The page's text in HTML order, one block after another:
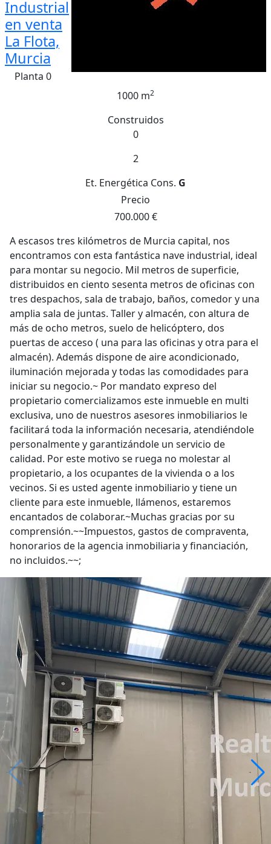
Industrial
en venta
La Flota,
Murcia
Planta 0
1000 m2
Construidos
0
2
Et. Energética Cons. G
Precio
700.000 €
A escasos tres kilómetros de Murcia capital, nos
encontramos con esta fantástica nave industrial, ideal
para montar su negocio. Mil metros de superficie,
distribuidos en ciento sesenta metros de oficinas con
tres despachos, sala de trabajo, baños, comedor y una
amplia sala de juntas. Taller y almacén, con altura de
más de ocho metros, suelo de helicóptero, dos
puertas de acceso ( una para las oficinas y otra para el
almacén). Además dispone de aire acondicionado,
iluminación mejorada y todas las comodidades para
iniciar su negocio.~ Por mandato expreso del
propietario comercializamos este inmueble en multi
exclusiva, uno de nuestros asesores inmobiliarios le
facilitará toda la información necesaria, atendiéndole
personalmente y garantizándole un servicio de
calidad. Por este motivo se ruega no molestar al
propietario, a los ocupantes de la vivienda o a los
vecinos. Si es usted agente inmobiliario y tiene un
cliente para este inmueble, llámenos, estaremos
encantados de colaborar.~Muchas gracias por su
comprensión.~~Impuestos, gastos de compraventa,
honorarios de la agencia inmobiliaria y financiación,
no incluidos.~~;